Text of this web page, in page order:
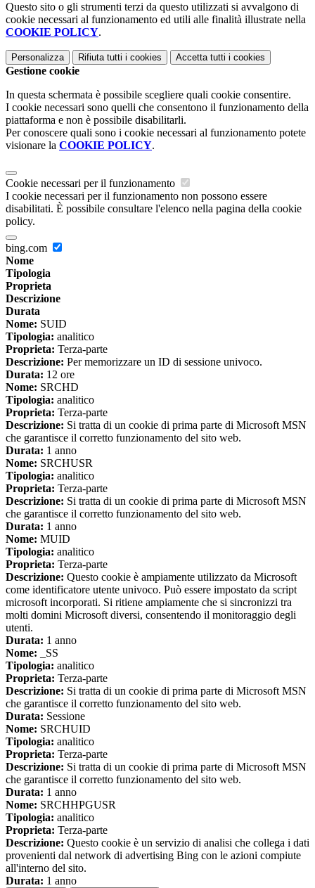
Questo sito o gli strumenti terzi da questo utilizzati si avvalgono di
cookie necessari al funzionamento ed utili alle finalità illustrate nella
COOKIE POLICY.
Personalizza Rifiuta tutti i cookies Accetta tutti i cookies
Gestione cookie
In questa schermata è possibile scegliere quali cookie consentire.
I cookie necessari sono quelli che consentono il funzionamento della
piattaforma e non è possibile disabilitarli.
Per conoscere quali sono i cookie necessari al funzionamento potete
visionare la COOKIE POLICY.
Cookie necessari per il funzionamento
I cookie necessari per il funzionamento non possono essere
disabilitati. È possibile consultare l'elenco nella pagina della cookie
policy.
bing.com
Nome
Tipologia
Proprieta
Descrizione
Durata
Nome: SUID
Tipologia: analitico
Proprieta: Terza-parte
Descrizione: Per memorizzare un ID di sessione univoco.
Durata: 12 ore
Nome: SRCHD
Tipologia: analitico
Proprieta: Terza-parte
Descrizione: Si tratta di un cookie di prima parte di Microsoft MSN
che garantisce il corretto funzionamento del sito web.
Durata: 1 anno
Nome: SRCHUSR
Tipologia: analitico
Proprieta: Terza-parte
Descrizione: Si tratta di un cookie di prima parte di Microsoft MSN
che garantisce il corretto funzionamento del sito web.
Durata: 1 anno
Nome: MUID
Tipologia: analitico
Proprieta: Terza-parte
Descrizione: Questo cookie è ampiamente utilizzato da Microsoft
come identificatore utente univoco. Può essere impostato da script
microsoft incorporati. Si ritiene ampiamente che si sincronizzi tra
molti domini Microsoft diversi, consentendo il monitoraggio degli
utenti.
Durata: 1 anno
Nome: _SS
Tipologia: analitico
Proprieta: Terza-parte
Descrizione: Si tratta di un cookie di prima parte di Microsoft MSN
che garantisce il corretto funzionamento del sito web.
Durata: Sessione
Nome: SRCHUID
Tipologia: analitico
Proprieta: Terza-parte
Descrizione: Si tratta di un cookie di prima parte di Microsoft MSN
che garantisce il corretto funzionamento del sito web.
Durata: 1 anno
Nome: SRCHHPGUSR
Tipologia: analitico
Proprieta: Terza-parte
Descrizione: Questo cookie è un servizio di analisi che collega i dati
provenienti dal network di advertising Bing con le azioni compiute
all'interno del sito.
Durata: 1 anno